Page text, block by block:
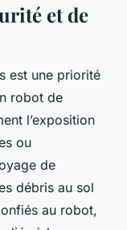
et de
est une priorité
robot de
l’exposition
ou
de
débris au sol
au robot,